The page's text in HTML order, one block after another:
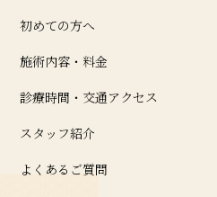
初めての方へ
施術内容・料金
診療時間・交通アクセス
スタッフ紹介
よくあるご質問